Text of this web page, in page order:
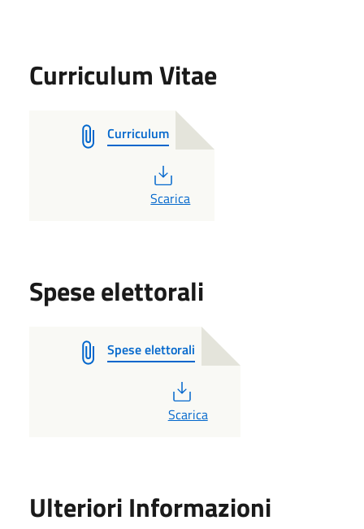
Curriculum Vitae
Curriculum
PDF
Scarica
Spese elettorali
Spese elettorali
PDF
Scarica
Ulteriori Informazioni